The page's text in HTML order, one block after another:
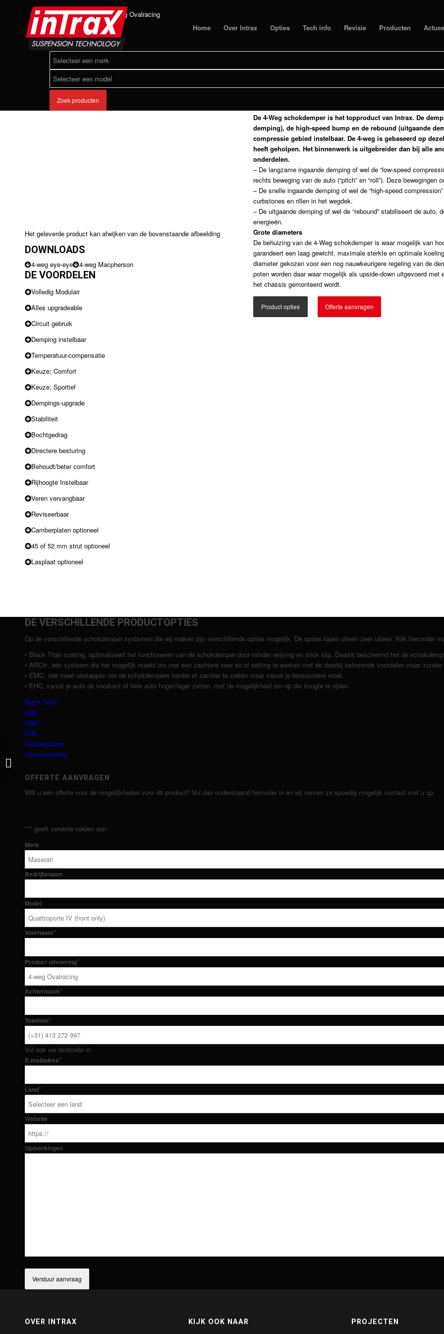
Home Over Intrax Opties Tech info Revisie Producten
Home Producten 4-weg Ovalracing
Zoek uw product:
Zoek producten
Het geleverde product kan afwijken van de bovenstaande afbeelding
DOWNLOADS
4-weg eye-eye 4-weg Macpherson
DE VOORDELEN
Volledig Modulair
Alles upgradeable
Circuit gebruik
Demping instelbaar
Temperatuur-compensatie
Keuze; Comfort
Keuze; Sportief
Dempings-upgrade
Stabiliteit
Bochtgedrag
Directere besturing
Behoudt/beter comfort
Rijhoogte Instelbaar
Veren vervangbaar
Reviseerbaar
Camberplaten optioneel
45 of 52 mm strut optioneel
Lasplaat optioneel
De 4-Weg schokdemper is het topproduct van Intrax. De
demping), de high-speed bump en de rebound (uitgaande
compressie gebied instelbaar. De 4-weg is gebaseerd op
heeft geholpen. Het binnenwerk is uitgebreider dan bij alle
onderdelen.
– De langzame ingaande demping of wel de “low-speed
rechts beweging van de auto (“pitch” en “roll”). Deze
– De snelle ingaande demping of wel de “high-speed
curbstones en rillen in het wegdek.
– De uitgaande demping of wel de “rebound” stabiliseert de
energieën.
Grote diameters
De behuizing van de 4-Weg schokdemper is waar mogelijk van
garandeert een laag gewicht, maximale sterkte en optimale
diameter gekozen voor een nog nauwkeurigere regeling van de
poten worden daar waar mogelijk als upside-down uitgevoerd
het chassis gemonteerd wordt.
Product opties Offerte aanvragen
DE VERSCHILLENDE PRODUCTOPTIES
Op de verschillende schokdemper systemen die wij maken zijn verschillende opties mogelijk. De opties lopen uiteen zeer uiteen. Klik hieronder
• Black Titan coating, optimaliseert het functioneren van de schokdemper door minder wrijving en stick slip. Daarbij beschermd het de
• ARC®, een systeem die het mogelijk maakt om met een zachtere veer en of setting te werken met de daarbij behorende voordelen maar zonder
• EMC, niet meer uitstappen om de schokdempers harder of zachter te zetten maar vanuit je bestuurders stoel.
• EHC, vanuit je auto de voorkant of hele auto hoger/lager zetten, met de mogelijkheid om op die hoogte te rijden.
Black Titan
ARC
EMC
EHC
Camberplaten
Veerverstellers
OFFERTE AANVRAGEN
Wilt u een offerte voor de mogelijkheden voor dit product? Vul dan onderstaand formulier in en wij nemen zo spoedig mogelijk contact met u op.
"*" geeft vereiste velden aan
Merk
Bedrijfsnaam
Model
Voornaam*
Product uitvoering*
Achternaam*
Telefoon*
Vul ook uw landcode in
E-mailadres*
Land*
Website
Opmerkingen
OVER INTRAX KIJK OOK NAAR PROJECTEN